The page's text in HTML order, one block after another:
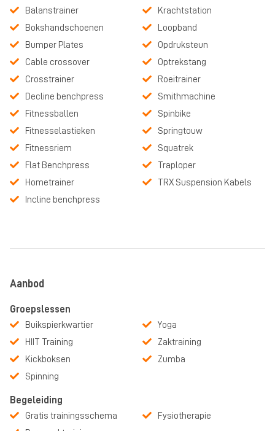
Balanstrainer
Bokshandschoenen
Bumper Plates
Cable crossover
Crosstrainer
Decline benchpress
Fitnessballen
Fitnesselastieken
Fitnessriem
Flat Benchpress
Hometrainer
Incline benchpress
Krachtstation
Loopband
Opdruksteun
Optrekstang
Roeitrainer
Smithmachine
Spinbike
Springtouw
Squatrek
Traploper
TRX Suspension Kabels
Aanbod
Groepslessen
Buikspierkwartier
HIIT Training
Kickboksen
Spinning
Yoga
Zaktraining
Zumba
Begeleiding
Gratis trainingsschema
Fysiotherapie